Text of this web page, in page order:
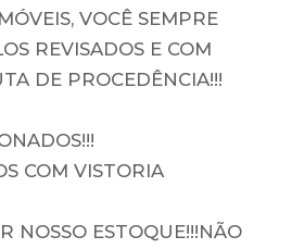
VOCÊ SEMPRE
REVISADOS E COM
DE PROCEDÊNCIA!!!
COM VISTORIA
NOSSO ESTOQUE!!!NÃO